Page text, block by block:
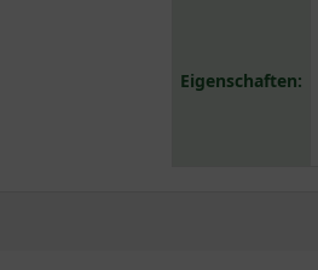
Eigenschaften: